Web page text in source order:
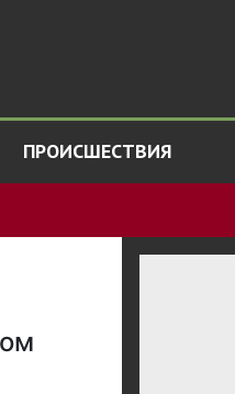
ПРОИСШЕСТВИЯ